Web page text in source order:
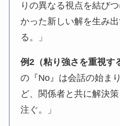
りの異なる視点を結び
かった新しい解を生み
る。」
例2（粘り強さを重視す
の『No』は会話の始ま
ど、関係者と共に解決
注ぐ。」